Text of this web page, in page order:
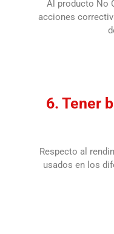
Al producto No
acciones
6. Tener
Respecto al
usados en los